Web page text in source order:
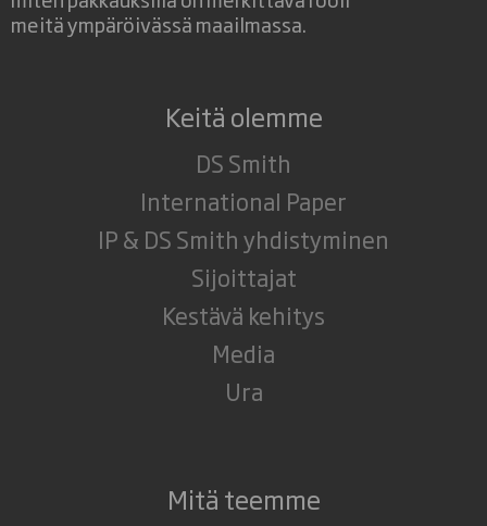
meitä ympäröivässä maailmassa.
Keitä olemme
DS Smith
International Paper
IP & DS Smith yhdistyminen
Sijoittajat
Kestävä kehitys
Media
Ura
Mitä teemme